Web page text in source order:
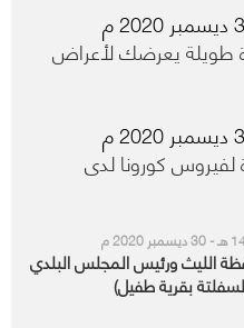
طويلة يعرضك لأعراض
لفيروس كورونا لدى
الليث ورئيس المجلس البلدي
بقرية طفيل)